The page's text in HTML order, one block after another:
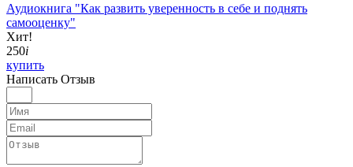
Аудиокнига "Как развить уверенность в себе и поднять
самооценку"
Хит!
250i
купить
Написать Отзыв